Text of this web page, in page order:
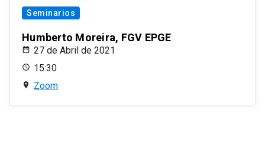
Seminarios
Humberto Moreira, FGV EPGE
27 de Abril de 2021
15:30
Zoom